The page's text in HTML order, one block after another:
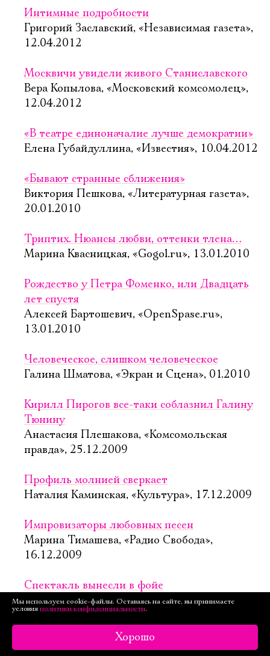
Интимные подробности
Григорий Заславский, «Независимая газета»,
12.04.2012
Москвичи увидели живого Cтаниславского
Вера Копылова, «Московский комсомолец»,
12.04.2012
«В театре единоначалие лучше демократии»
Елена Губайдуллина, «Известия», 10.04.2012
«Бывают странные сближения»
Виктория Пешкова, «Литературная газета»,
20.01.2010
Триптих. Нюансы любви, оттенки тлена…
Марина Квасницкая, «Gogol.ru», 13.01.2010
Рождество у Петра Фоменко, или Двадцать
лет спустя
Алексей Бартошевич, «OpenSpase.ru»,
13.01.2010
Человеческое, слишком человеческое
Галина Шматова, «Экран и Сцена», 01.2010
Кирилл Пирогов все-таки соблазнил Галину
Тюнину
Анастасия Плешакова, «Комсомольская
правда», 25.12.2009
Профиль молнией сверкает
Наталия Каминская, «Культура», 17.12.2009
Импровизаторы любовных песен
Марина Тимашева, «Радио Свобода»,
16.12.2009
Спектакль вынесли в фойе
Мария Сидельникова, «Коммерсант»,
16.12.2009
Фоменко поставил памятник Дон Жуану
Мы используем cookie-файлы. Оставаясь на сайте, вы принимаете
условия политики конфиденциальности.
Хорошо